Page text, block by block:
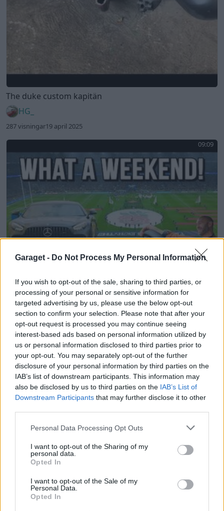
Garaget - Do Not Process My Personal Information
If you wish to opt-out of the sale, sharing to third parties, or
processing of your personal or sensitive information for
targeted advertising by us, please use the below opt-out
section to confirm your selection. Please note that after your
opt-out request is processed you may continue seeing
interest-based ads based on personal information utilized by
us or personal information disclosed to third parties prior to
your opt-out. You may separately opt-out of the further
disclosure of your personal information by third parties on the
IAB’s list of downstream participants. This information may
also be disclosed by us to third parties on the IAB’s List of
Downstream Participants that may further disclose it to other
Personal Data Processing Opt Outs
I want to opt-out of the Sharing of my
personal data.
Opted In
I want to opt-out of the Sale of my
Personal Data.
Opted In
The duke custom kapitän
HG_
287 visningar19 april 2025
09:09
WOW EXPERIENCE WITH CONTINENTAL TIRES // AMG
CARS AND SIX NATIONS RUGBY. CAN IT BE ANY BETTER?
Sebnylander
268 visningar3 mars 2025